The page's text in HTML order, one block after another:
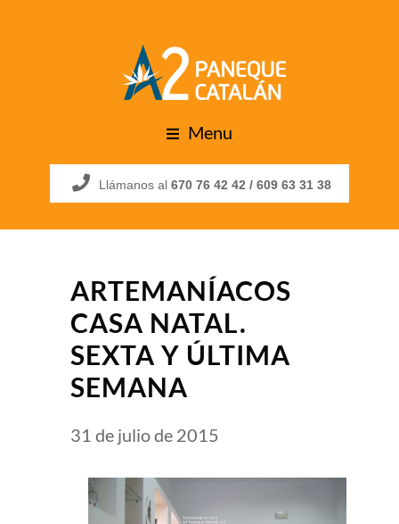
Menu
Llámanos al 670 76 42 42 / 609 63 31 38
ARTEMANÍACOS
CASA NATAL.
SEXTA Y ÚLTIMA
SEMANA
31 de julio de 2015